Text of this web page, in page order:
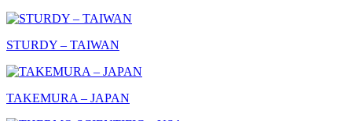
STURDY – TAIWAN
TAKEMURA – JAPAN